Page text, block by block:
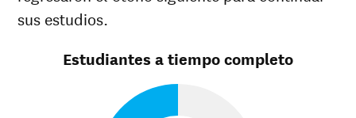
sus estudios.
Estudiantes a tiempo completo